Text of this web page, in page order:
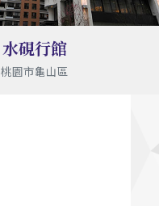
水硯行館
桃園市龜山區